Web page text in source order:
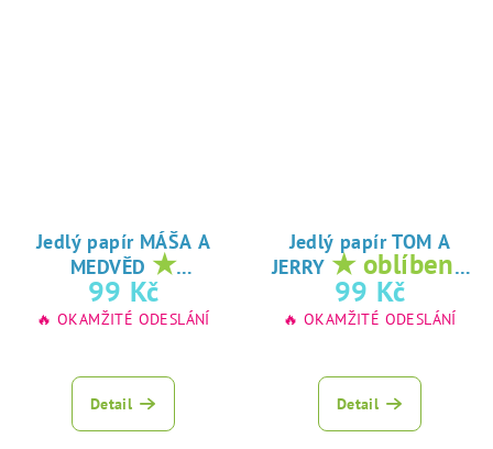
Jedlý papír MÁŠA A
MEDVĚD ★
oblíbený tisk na
jedlý papír
99 Kč
🔥 OKAMŽITÉ ODESLÁNÍ
Detail
Jedlý papír TOM A
JERRY ★ oblíbený
tisk na jedlý
papír
99 Kč
🔥 OKAMŽITÉ ODESLÁNÍ
Detail